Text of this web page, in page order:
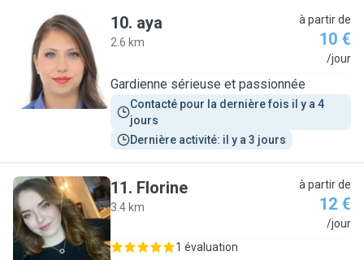
A
10. aya
2.6 km
à partir de
10 €
/jour
Gardienne sérieuse et passionnée
Contacté pour la dernière fois il y a 4
jours
Dernière activité: il y a 3 jours
F
11. Florine
3.4 km
à partir de
12 €
/jour
1 évaluation